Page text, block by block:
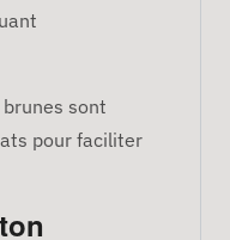
sont
pour faciliter